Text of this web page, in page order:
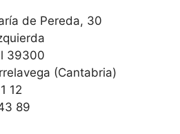
de Pereda, 30
39300
(Cantabria)
12
89